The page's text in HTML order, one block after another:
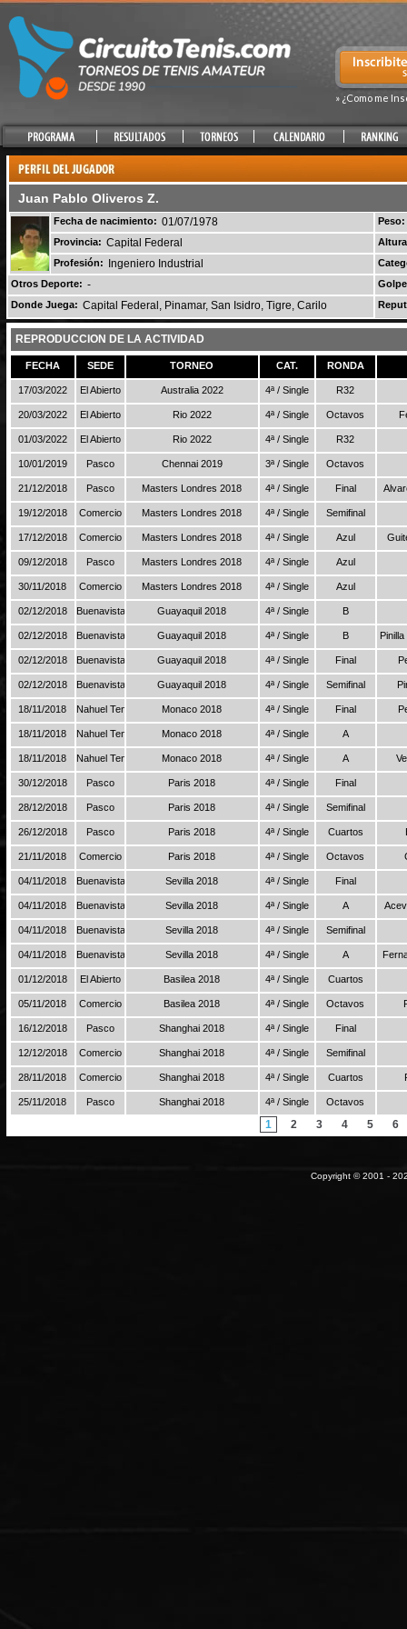
» ¿Como me
Juan Pablo Oliveros Z.
Fecha de nacimiento: 01/07/1978
Peso:
Provincia: Capital Federal
Profesión:
Ingeniero Industrial
Otros Deporte: -
Donde Juega: Capital Federal, Pinamar, San Isidro, Tigre, Carilo
REPRODUCCION DE LA ACTIVIDAD
FECHA SEDE TORNEO CAT. RONDA
17/03/2022 El Abierto Australia 2022 4ª / Single R32
20/03/2022 El Abierto Rio 2022 4ª / Single Octavos
01/03/2022 El Abierto Rio 2022 4ª / Single R32
10/01/2019 Pasco Chennai 2019 3ª / Single Octavos
21/12/2018 Pasco Masters Londres 2018 4ª / Single Final
19/12/2018 Comercio Masters Londres 2018 4ª / Single Semifinal
17/12/2018 Comercio Masters Londres 2018 4ª / Single Azul
09/12/2018 Pasco Masters Londres 2018 4ª / Single Azul
30/11/2018 Comercio Masters Londres 2018 4ª / Single Azul
02/12/2018 Buenavista Guayaquil 2018 4ª / Single B
02/12/2018 Buenavista Guayaquil 2018 4ª / Single B
02/12/2018 Buenavista Guayaquil 2018 4ª / Single Final
02/12/2018 Buenavista Guayaquil 2018 4ª / Single Semifinal
18/11/2018 Nahuel Tenis Monaco 2018 4ª / Single Final
18/11/2018 Nahuel Tenis Monaco 2018 4ª / Single A
18/11/2018 Nahuel Tenis Monaco 2018 4ª / Single A
30/12/2018 Pasco Paris 2018 4ª / Single Final
28/12/2018 Pasco Paris 2018 4ª / Single Semifinal
26/12/2018 Pasco Paris 2018 4ª / Single Cuartos
21/11/2018 Comercio Paris 2018 4ª / Single Octavos
04/11/2018 Buenavista Sevilla 2018 4ª / Single Final
04/11/2018 Buenavista Sevilla 2018 4ª / Single A
04/11/2018 Buenavista Sevilla 2018 4ª / Single Semifinal
04/11/2018 Buenavista Sevilla 2018 4ª / Single A
01/12/2018 El Abierto Basilea 2018 4ª / Single Cuartos
05/11/2018 Comercio Basilea 2018 4ª / Single Octavos
16/12/2018 Pasco Shanghai 2018 4ª / Single Final
12/12/2018 Comercio Shanghai 2018 4ª / Single Semifinal
28/11/2018 Comercio Shanghai 2018 4ª / Single Cuartos
25/11/2018 Pasco Shanghai 2018 4ª / Single Octavos
1 2 3 4 5 6
Copyright © 2001 -